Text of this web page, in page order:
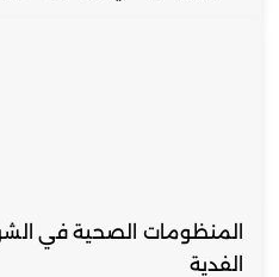
المنظومات الصحية في
الفدية